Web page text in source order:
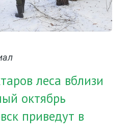
леса вблизи
октябрь
приведут в